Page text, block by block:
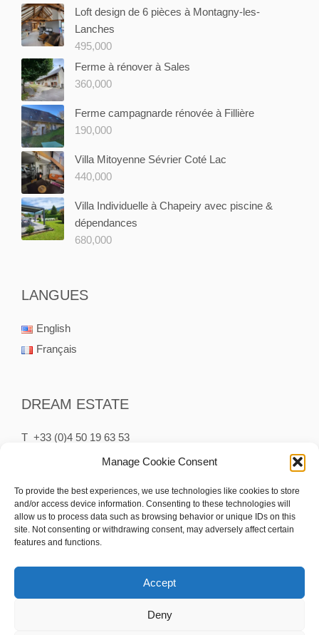
Manage Cookie Consent
To provide the best experiences, we use technologies like cookies to store
and/or access device information. Consenting to these technologies will
allow us to process data such as browsing behavior or unique IDs on this
site. Not consenting or withdrawing consent, may adversely affect certain
features and functions.
Accept
Deny
Loft design de 6 pièces à Montagny-les-
Lanches
495,000
Ferme à rénover à Sales
360,000
Ferme campagnarde rénovée à Fillière
190,000
Villa Mitoyenne Sévrier Coté Lac
440,000
Villa Individuelle à Chapeiry avec piscine &
dépendances
680,000
LANGUES
English
Français
DREAM ESTATE
T +33 (0)4 50 19 63 53
M contact@dream-estate.fr
15 Rue des Clefs
74230 Thônes France